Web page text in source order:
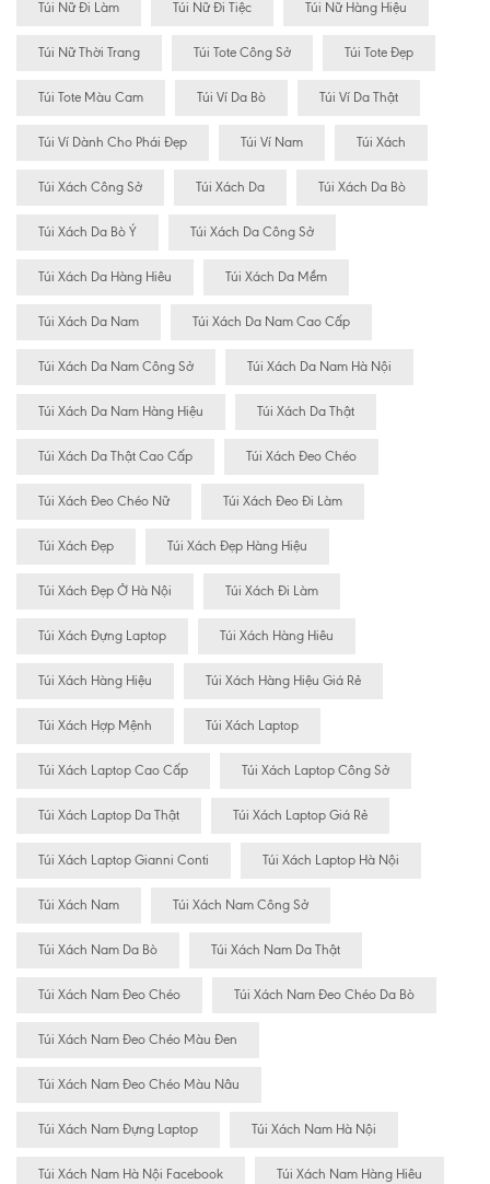
Túi Nữ Đi Làm Túi Nữ Đi Tiệc Túi Nữ Hàng Hiệu
Túi Nữ Thời Trang Túi Tote Công Sở Túi Tote Đẹp
Túi Tote Màu Cam Túi Ví Da Bò Túi Ví Da Thật
Túi Ví Dành Cho Phái Đẹp Túi Ví Nam Túi Xách
Túi Xách Công Sở Túi Xách Da Túi Xách Da Bò
Túi Xách Da Bò Ý Túi Xách Da Công Sở
Túi Xách Da Hàng Hiêu Túi Xách Da Mềm
Túi Xách Da Nam Túi Xách Da Nam Cao Cấp
Túi Xách Da Nam Công Sở Túi Xách Da Nam Hà Nội
Túi Xách Da Nam Hàng Hiệu Túi Xách Da Thật
Túi Xách Da Thật Cao Cấp Túi Xách Đeo Chéo
Túi Xách Đeo Chéo Nữ Túi Xách Đeo Đi Làm
Túi Xách Đẹp Túi Xách Đẹp Hàng Hiệu
Túi Xách Đẹp Ở Hà Nội Túi Xách Đi Làm
Túi Xách Đựng Laptop Túi Xách Hàng Hiêu
Túi Xách Hàng Hiệu Túi Xách Hàng Hiệu Giá Rẻ
Túi Xách Hợp Mệnh Túi Xách Laptop
Túi Xách Laptop Cao Cấp Túi Xách Laptop Công Sở
Túi Xách Laptop Da Thật Túi Xách Laptop Giá Rẻ
Túi Xách Laptop Gianni Conti Túi Xách Laptop Hà Nội
Túi Xách Nam Túi Xách Nam Công Sở
Túi Xách Nam Da Bò Túi Xách Nam Da Thật
Túi Xách Nam Đeo Chéo Túi Xách Nam Đeo Chéo Da Bò
Túi Xách Nam Đeo Chéo Màu Đen
Túi Xách Nam Đeo Chéo Màu Nâu
Túi Xách Nam Đựng Laptop Túi Xách Nam Hà Nội
Túi Xách Nam Hà Nội Facebook Túi Xách Nam Hàng Hiêu